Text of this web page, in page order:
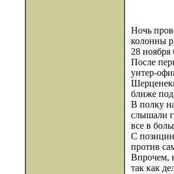
Ночь
колонны
28 ноября
После
унтер-
ближе
В полку
слышали
все в
С
против
Впрочем,
так как